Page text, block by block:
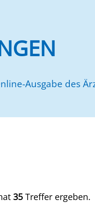
Ausgabe des
35 Treffer ergeben.